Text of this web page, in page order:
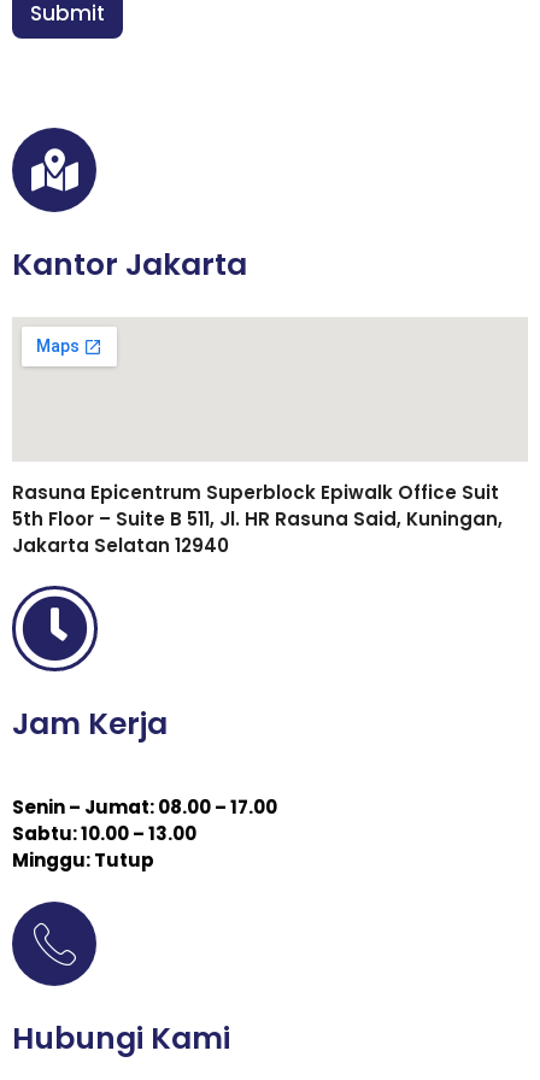
u
n
*
Submit
Kantor Jakarta
Rasuna Epicentrum Superblock Epiwalk Office Suit
5th Floor – Suite B 511, Jl. HR Rasuna Said, Kuningan,
Jakarta Selatan 12940
Jam Kerja
Senin – Jumat: 08.00 – 17.00
Sabtu: 10.00 – 13.00
Minggu: Tutup
Hubungi Kami